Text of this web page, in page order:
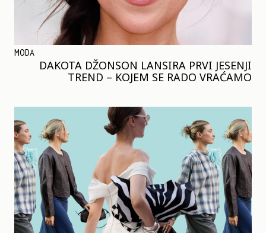
MODA
DAKOTA DŽONSON LANSIRA PRVI JESENJI
TREND – KOJEM SE RADO VRAĆAMO